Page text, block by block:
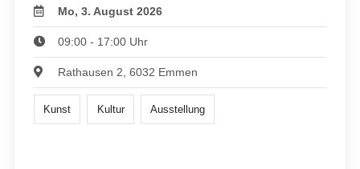
Mo, 3. August 2026
09:00 - 17:00 Uhr
Rathausen 2, 6032 Emmen
Kunst Kultur Ausstellung